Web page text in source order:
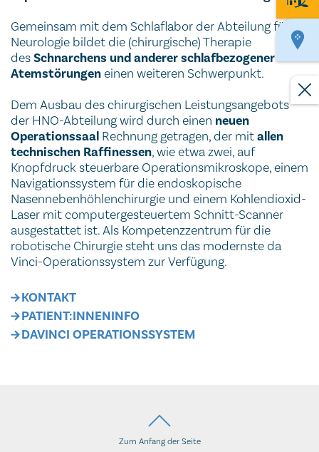
Gemeinsam mit dem Schlaflabor der Abteilung für
Neurologie bildet die (chirurgische) Therapie
desSchnarchens und anderer schlafbezogener
Atemstörungeneinen weiteren Schwerpunkt.
Dem Ausbau des chirurgischen Leistungsangebots
der HNO-Abteilung wird durch einen neuen
Operationssaal Rechnung getragen, der mitallen
technischen Raffinessen, wie etwa zwei, auf
Knopfdruck steuerbare Operationsmikroskope, einem
Navigationssystem für die endoskopische
Nasennebenhöhlenchirurgie und einem Kohlendioxid-
Laser mit computergesteuertem Schnitt-Scanner
ausgestattet ist. Als Kompetenzzentrum für die
robotische Chirurgie steht uns das modernste da
Vinci-Operationssystem zur Verfügung.
KONTAKT
PATIENT:INNENINFO
DAVINCI OPERATIONSSYSTEM
Zum Anfang der Seite